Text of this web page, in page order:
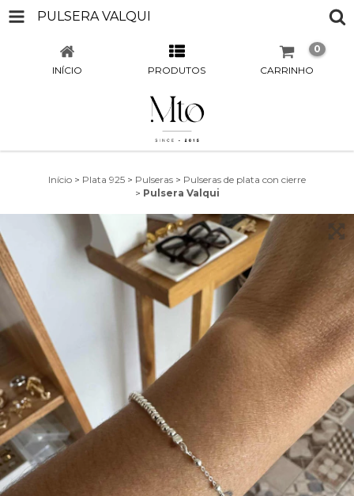
PULSERA VALQUI
INÍCIO PRODUTOS CARRINHO
0
Início > Plata 925 > Pulseras > Pulseras de plata con cierre
> Pulsera Valqui